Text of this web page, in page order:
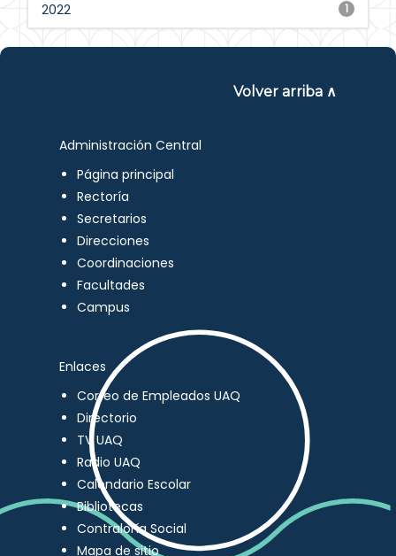
1
2022
Volver arriba ∧
Administración Central
Página principal
Rectoría
Secretarios
Direcciones
Coordinaciones
Facultades
Campus
Enlaces
Correo de Empleados UAQ
Directorio
TV UAQ
Radio UAQ
Calendario Escolar
Bibliotecas
Contraloría Social
Mapa de sitio